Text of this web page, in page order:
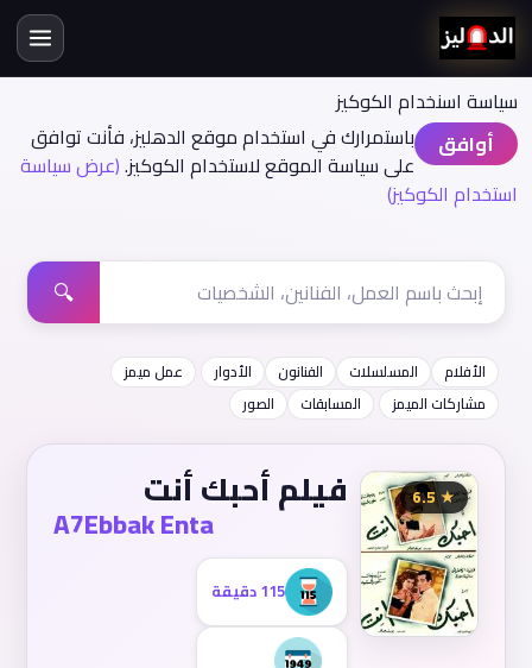
سياسة اسنخدام الكوكيز
أوافق
باستمرارك في استخدام موقع الدهليز، فأنت توافق
على سياسة الموقع لاستخدام الكوكيز.(عرض سياسة
استخدام الكوكيز)
🔍
الأفلام المسلسلات الفنانون الأدوار
عمل ميمز
مشاركات الميمز
المسابقات الصور
★ 6.5 فيلم أحبك أنت
A7Ebbak Enta
115 دقيقة